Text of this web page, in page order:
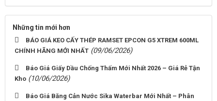
Những tin mới hơn
BÁO GIÁ KEO CẤY THÉP RAMSET EPCON G5 XTREM 600ML
CHÍNH HÃNG MỚI NHẤT (09/06/2026)
Báo Giá Giấy Dầu Chống Thấm Mới Nhất 2026 – Giá Rẻ Tận
Kho (10/06/2026)
Báo Giá Băng Cản Nước Sika Waterbar Mới Nhất – Phân